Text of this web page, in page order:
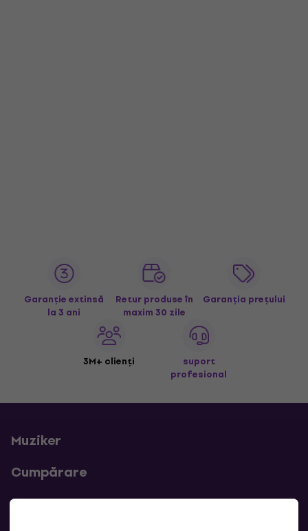
Garanție extinsă
la 3 ani
Retur produse în
maxim 30 zile
Garanția prețului
3M+ clienți
suport
profesional
Muziker
Cumpărare
Linkuri utile